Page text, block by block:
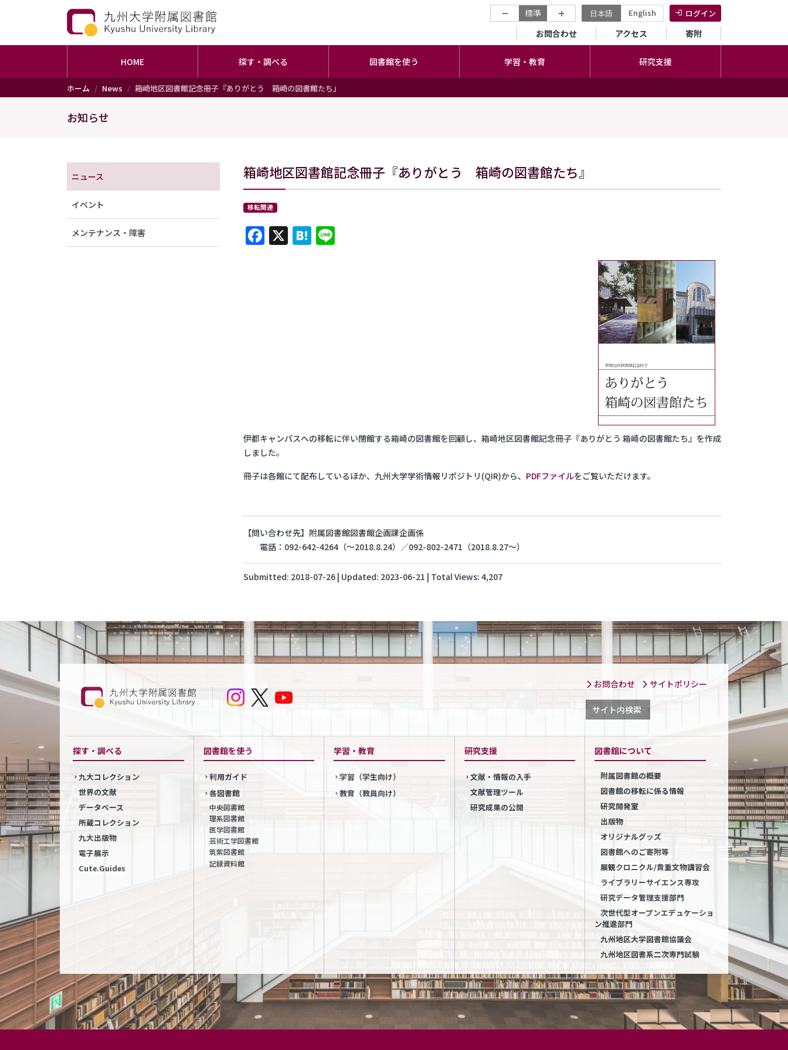
メインコンテンツに移動
− 標準 + 日本語 English ログイン
セカンダリーメニュー
お問合わせ アクセス 寄附
HOME 探す・調べる 図書館を使う 学習・教育 研究支援
ホーム News 箱崎地区図書館記念冊子『ありがとう 箱崎の図書館たち』
お知らせ
箱崎地区図書館記念冊子『ありがとう 箱崎の図書館たち』
移転関連
Facebook
X Hatena
伊都キャンパスへの移転に伴い閉館する箱崎の図書館を回顧し、箱崎地区図書館記念冊子『ありがとう 箱崎の図書館たち』を作成
しました。
冊子は各館にて配布しているほか、九州大学学術情報リポジトリ(QIR)から、 PDFファイルをご覧いただけます。
【問い合わせ先】附属図書館図書館企画課企画係
電話：092-642-4264（～2018.8.24）／092-802-2471（2018.8.27～）
Submitted: 2018-07-26 | Updated: 2023-06-21 | Total Views: 4,207
ニュース
イベント
メンテナンス・障害
お問合わせ サイトポリシー
サイト内検索
探す・調べる
九大コレクション
世界の文献
データベース
所蔵コレクション
九大出版物
電子展示
Cute.Guides
図書館を使う
利用ガイド
各図書館
中央図書館
理系図書館
医学図書館
芸術工学図書館
筑紫図書館
記録資料館
学習・教育
学習（学生向け）
教育（教員向け）
研究支援
文献・情報の入手
文献管理ツール
研究成果の公開
図書館について
附属図書館の概要
図書館の移転に係る情報
研究開発室
出版物
オリジナルグッズ
図書館へのご寄附等
展観クロニクル/貴重文物講習会
ライブラリーサイエンス専攻
研究データ管理支援部門
次世代型オープンエデュケーショ
ン推進部門
九州地区大学図書館協議会
九州地区図書系二次専門試験